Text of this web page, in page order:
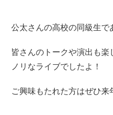
公太さんの高校の同級生で
皆さんのトークや演出も楽
ノリなライブでしたよ！
ご興味もたれた方はぜひ来